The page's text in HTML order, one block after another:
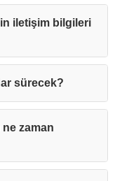
iletişim bilgileri
sürecek?
zaman